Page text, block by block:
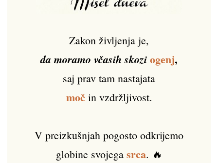
Zakon življenja je,
da moramo včasih skoziogenj,
saj prav tam nastajata
močin vzdržljivost.
V preizkušnjah pogosto odkrijemo
globine svojega srca. 🔥